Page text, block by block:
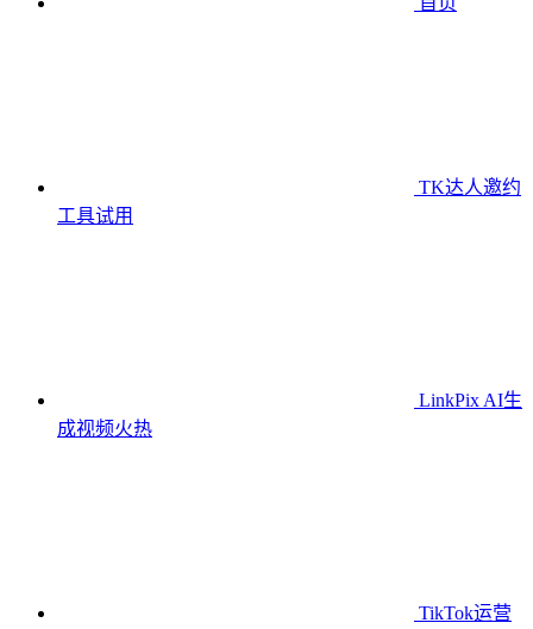
TK达人邀约
工具试用
LinkPix AI生
成视频火热
TikTok运营